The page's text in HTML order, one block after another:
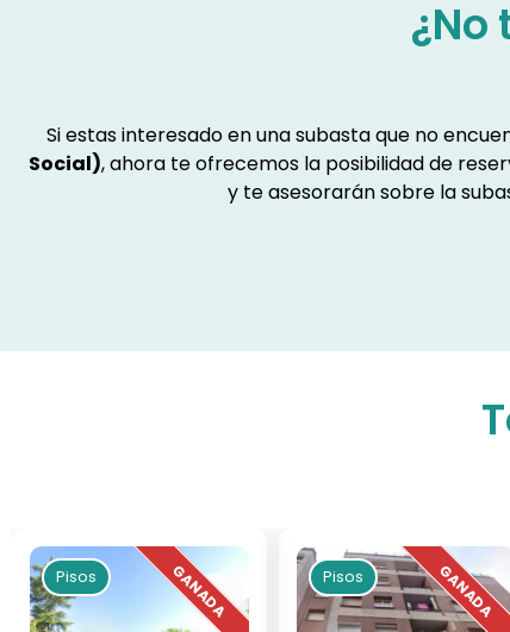
¿No
Si estas interesado en una subasta que no
Social), ahora te ofrecemos la posibilidad de
y te asesorarán sobre la
Pisos Pisos